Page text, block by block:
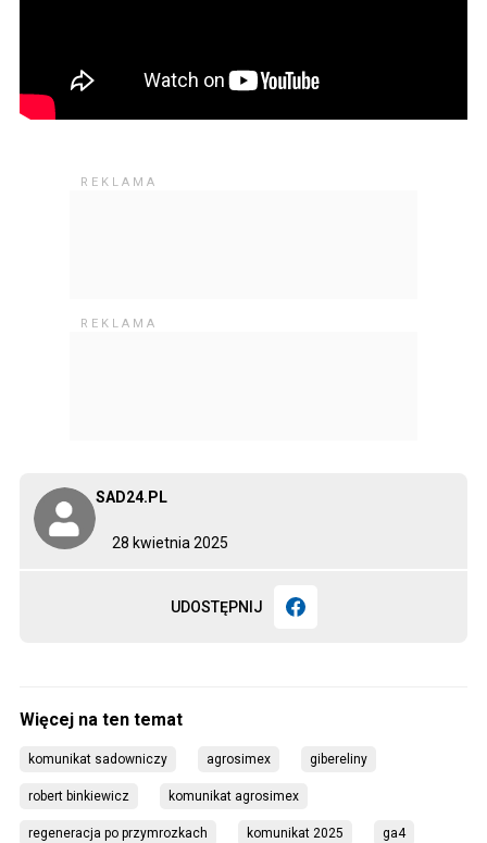
28 kwietnia 2025
SAD24.PL
UDOSTĘPNIJ
komunikat sadowniczy agrosimex gibereliny
robert binkiewicz komunikat agrosimex
regeneracja po przymrozkach komunikat 2025 ga4